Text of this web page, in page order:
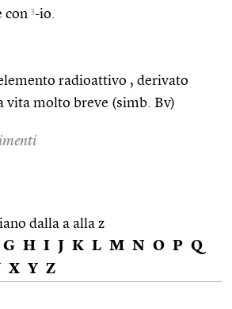
con 3-io.
radioattivo , derivato
vita molto breve (simb. Bv)
dalla a alla z
G H I J K L M N O P Q
X Y Z